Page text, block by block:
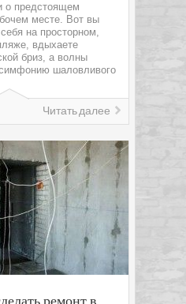
о предстоящем
месте. Вот вы
на просторном,
вдыхаете
бриз, а волны
шаловливого
Читать далее
ремонт в